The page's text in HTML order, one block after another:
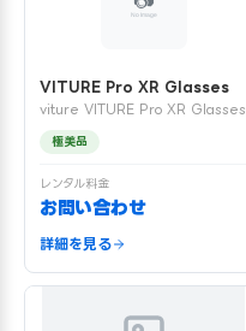
VITURE Pro XR Glasses
viture VITURE Pro XR Glasses
極美品
レンタル料金
お問い合わせ
詳細を見る